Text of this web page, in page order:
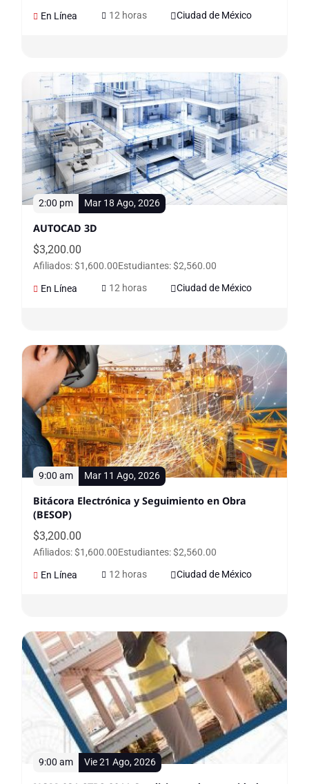
En Línea
12 horas Ciudad de México
2:00 pm Mar 18 Ago, 2026
AUTOCAD 3D
$3,200.00
Afiliados: $1,600.00Estudiantes: $2,560.00
En Línea
12 horas Ciudad de México
9:00 am Mar 11 Ago, 2026
Bitácora Electrónica y Seguimiento en Obra
(BESOP)
$3,200.00
Afiliados: $1,600.00Estudiantes: $2,560.00
En Línea
12 horas Ciudad de México
9:00 am Vie 21 Ago, 2026